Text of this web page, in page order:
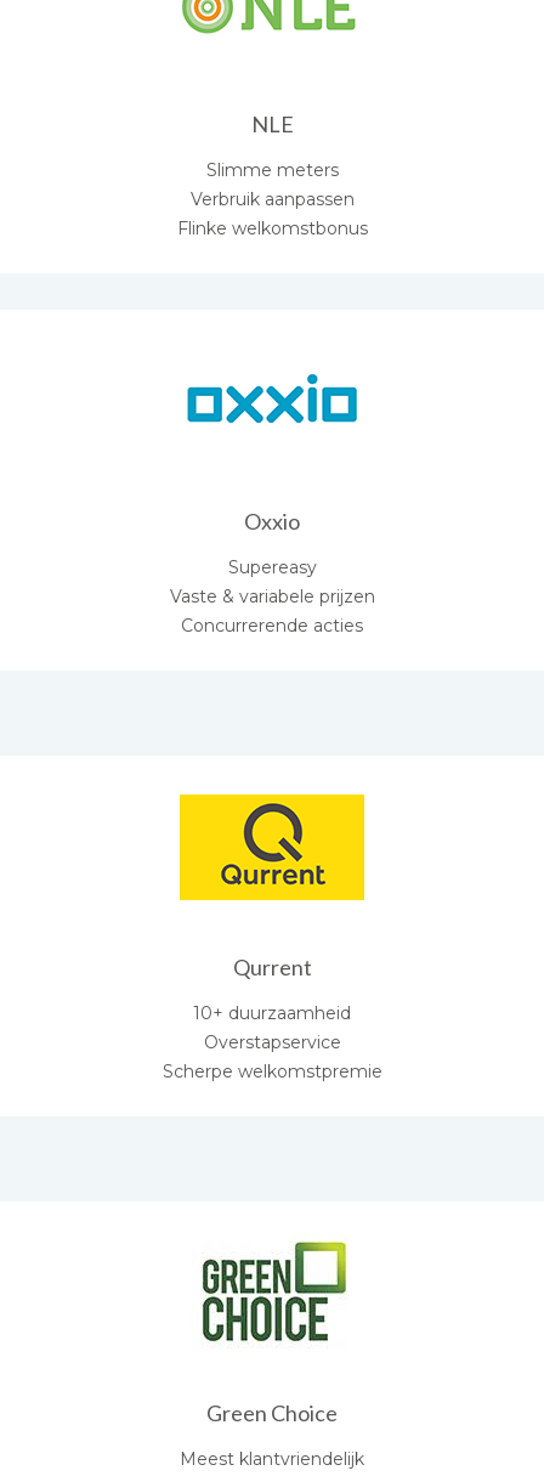
NLE
Slimme meters
Verbruik aanpassen
Flinke welkomstbonus
Oxxio
Supereasy
Vaste & variabele prijzen
Concurrerende acties
Qurrent
10+ duurzaamheid
Overstapservice
Scherpe welkomstpremie
Green Choice
Meest klantvriendelijk